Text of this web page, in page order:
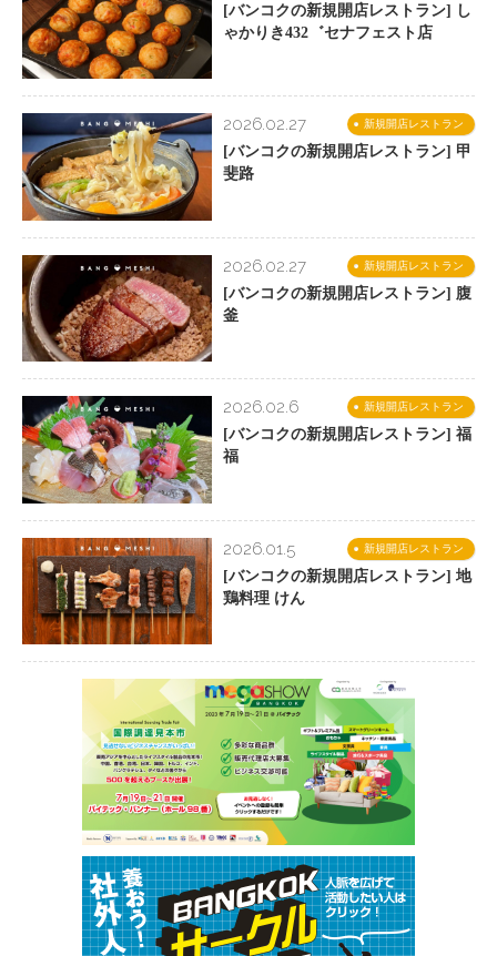
[バンコクの新規開店レストラン] し
ゃかりき432゛セナフェスト店
新規開店レストラン
2026.02.27
[バンコクの新規開店レストラン] 甲
斐路
新規開店レストラン
2026.02.27
[バンコクの新規開店レストラン] 腹
釜
新規開店レストラン
2026.02.6
[バンコクの新規開店レストラン] 福
福
新規開店レストラン
2026.01.5
[バンコクの新規開店レストラン] 地
鶏料理 けん